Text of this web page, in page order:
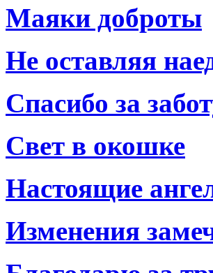
Маяки доброты
Не оставляя
Спасибо за
Свет в окошке
Настоящие
Изменения